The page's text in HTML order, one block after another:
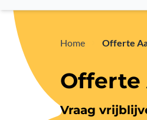
Home Offerte
Offerte
Vraag